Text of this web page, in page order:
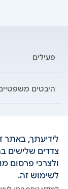
צדדים שלישים
ולצרכי פרסום
לשימוש זה.
פעילים
היבטים
אתר בנק הפועלים
מדיניות פרטיות
הסדרי נגישות